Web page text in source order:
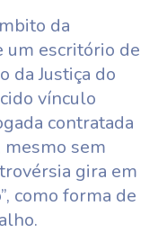
da
um escritório de
da Justiça do
vínculo
contratada
mesmo sem
gira em
como forma de